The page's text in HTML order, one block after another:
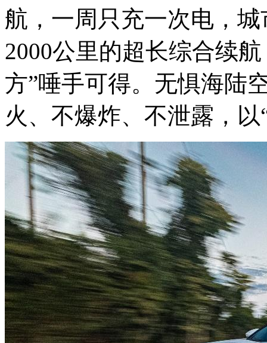
航，一周只充一次电，
2000公里的超长综合续
方”唾手可得。无惧海陆
火、不爆炸、不泄露，